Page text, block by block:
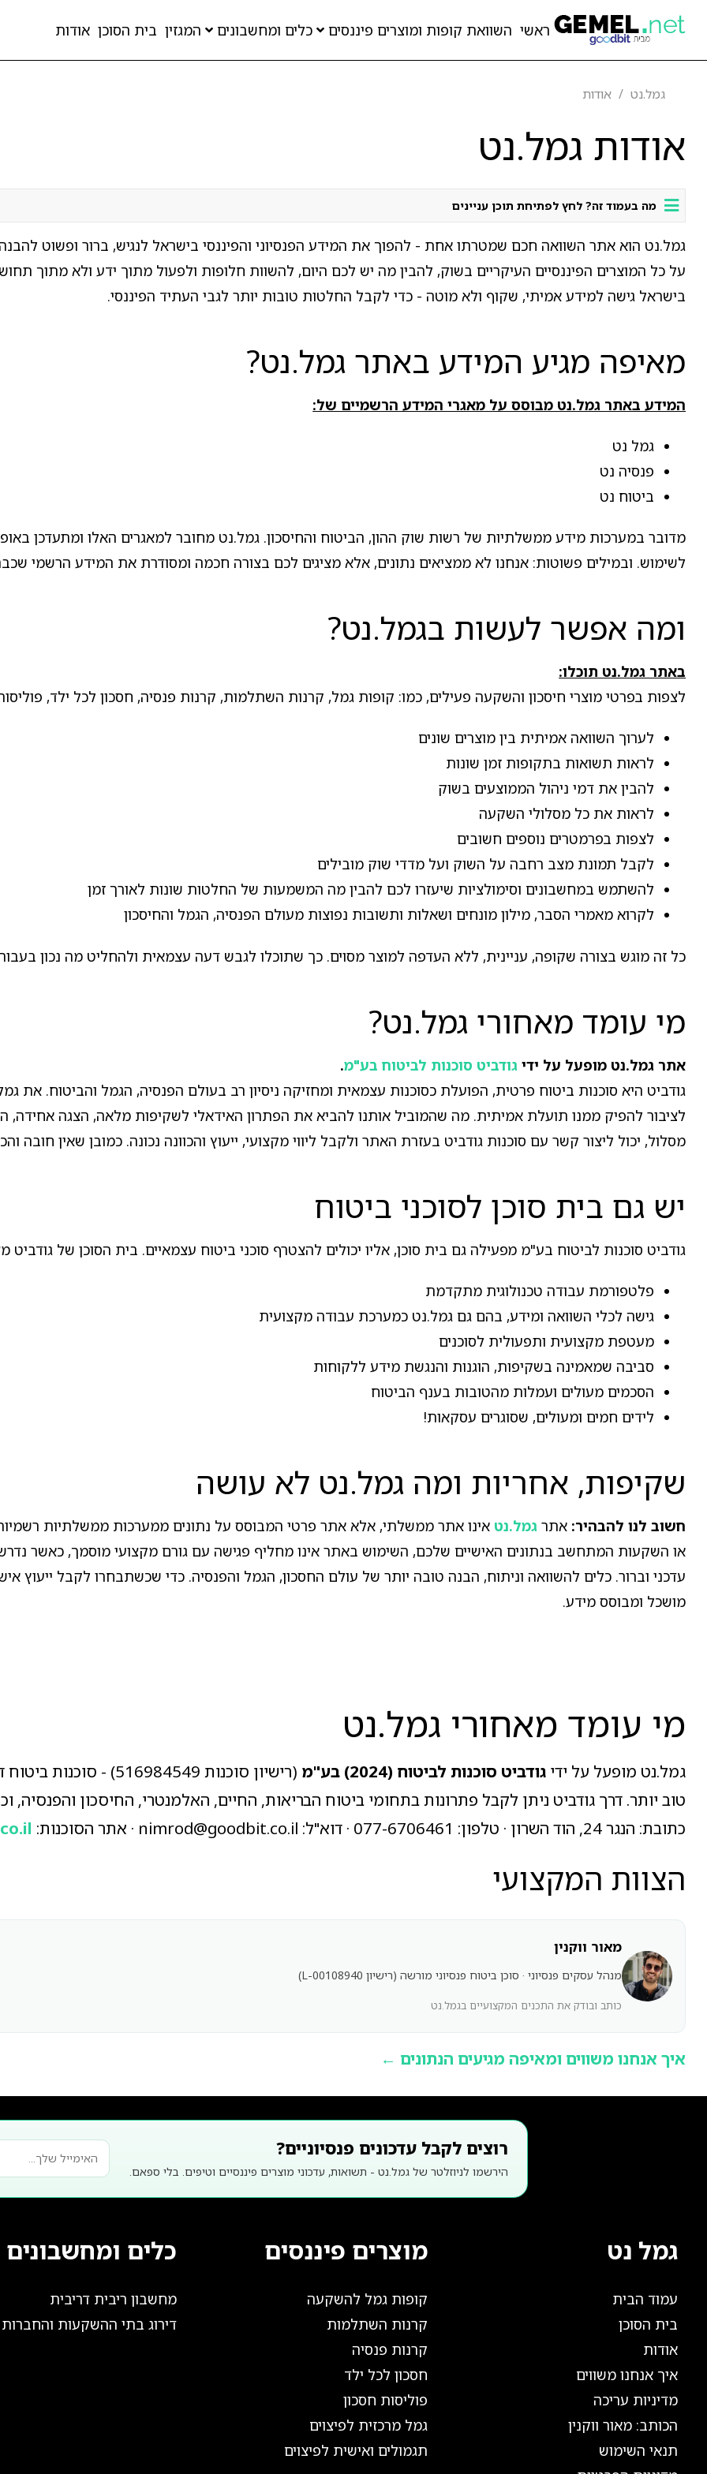
ראשי השוואת קופות ומוצרים פיננסים כלים ומחשבונים המגזין בית הסוכן אודות
גמל.נט אודות
אודות גמל.נט
מה בעמוד זה? לחץ לפתיחת תוכן עניינים
גמל.נט הוא אתר השוואה חכם שמטרתו אחת - להפוך את המידע הפנסיוני והפיננסי בישראל לנגיש, ברור ופשוט
על כל המוצרים הפיננסיים העיקריים בשוק, להבין מה יש לכם היום, להשוות חלופות ולפעול מתוך ידע ולא מתוך
בישראל גישה למידע אמיתי, שקוף ולא מוטה - כדי לקבל החלטות טובות יותר לגבי העתיד הפיננסי.
מאיפה מגיע המידע באתר גמל.נט?
המידע באתר גמל.נט מבוסס על מאגרי המידע הרשמיים של:
גמל נט
פנסיה נט
ביטוח נט
מדובר במערכות מידע ממשלתיות של רשות שוק ההון, הביטוח והחיסכון. גמל.נט מחובר למאגרים האלו ומתעדכן
לשימוש. ובמילים פשוטות: אנחנו לא ממציאים נתונים, אלא מציגים לכם בצורה חכמה ומסודרת את המידע הרשמי
ומה אפשר לעשות בגמל.נט?
באתר גמל.נט תוכלו:
לצפות בפרטי מוצרי חיסכון והשקעה פעילים, כמו: קופות גמל, קרנות השתלמות, קרנות פנסיה, חסכון לכל ילד, פוליסות
לערוך השוואה אמיתית בין מוצרים שונים
לראות תשואות בתקופות זמן שונות
להבין את דמי ניהול הממוצעים בשוק
לראות את כל מסלולי השקעה
לצפות בפרמטרים נוספים חשובים
לקבל תמונת מצב רחבה על השוק ועל מדדי שוק מובילים
להשתמש במחשבונים וסימולציות שיעזרו לכם להבין מה המשמעות של החלטות שונות לאורך זמן
לקרוא מאמרי הסבר, מילון מונחים ושאלות ותשובות נפוצות מעולם הפנסיה, הגמל והחיסכון
כל זה מוגש בצורה שקופה, עניינית, ללא העדפה למוצר מסוים. כך שתוכלו לגבש דעה עצמאית ולהחליט מה נכון
מי עומד מאחורי גמל.נט?
אתר גמל.נט מופעל על ידי גודביט סוכנות לביטוח בע"מ.
גודביט היא סוכנות ביטוח פרטית, הפועלת כסוכנות עצמאית ומחזיקה ניסיון רב בעולם הפנסיה, הגמל והביטוח.
לציבור להפיק ממנו תועלת אמיתית. מה שהמוביל אותנו להביא את הפתרון האידאלי לשקיפות מלאה, הצגה אחידה,
מסלול, יכול ליצור קשר עם סוכנות גודביט בעזרת האתר ולקבל ליווי מקצועי, ייעוץ והכוונה נכונה. כמובן שאין חובה
יש גם בית סוכן לסוכני ביטוח
גודביט סוכנות לביטוח בע"מ מפעילה גם בית סוכן, אליו יכולים להצטרף סוכני ביטוח עצמאיים. בית הסוכן של גודביט
פלטפורמת עבודה טכנולוגית מתקדמת
גישה לכלי השוואה ומידע, בהם גם גמל.נט כמערכת עבודה מקצועית
מעטפת מקצועית ותפעולית לסוכנים
סביבה שמאמינה בשקיפות, הוגנות והנגשת מידע ללקוחות
הסכמים מעולים ועמלות מהטובות בענף הביטוח
לידים חמים ומעולים, שסוגרים עסקאות!
שקיפות, אחריות ומה גמל.נט לא עושה
חשוב לנו להבהיר: אתר גמל.נט אינו אתר ממשלתי, אלא אתר פרטי המבוסס על נתונים ממערכות ממשלתיות רשמיות,
או השקעות המתחשב בנתונים האישיים שלכם, השימוש באתר אינו מחליף פגישה עם גורם מקצועי מוסמך, כאשר
עדכני וברור. כלים להשוואה וניתוח, הבנה טובה יותר של עולם החסכון, הגמל והפנסיה. כדי שכשתבחרו לקבל ייעוץ
מושכל ומבוסס מידע.
מי עומד מאחורי גמל.נט
גמל.נט מופעל על ידי גודביט סוכנות לביטוח (2024) בע"מ
(רישיון סוכנות
טוב יותר. דרך גודביט ניתן לקבל פתרונות בתחומי ביטוח הבריאות, החיים, האלמנטרי, החיסכון והפנסיה,
כתובת: הנגר 24, הוד השרון · טלפון: 077-6706461 · דוא"ל: nimrod@goodbit.co.il · אתר הסוכנות:
הצוות המקצועי
מאור ווקנין
מנהל עסקים פנסיוני · סוכן ביטוח פנסיוני מורשה (רישיון L-00108940)
כותב ובודק את התכנים המקצועיים בגמל.נט
איך אנחנו משווים ומאיפה מגיעים הנתונים ←
רוצים לקבל עדכונים פנסיוניים?
הירשמו לניוזלטר של גמל.נט - תשואות, עדכוני מוצרים פיננסיים וטיפים. בלי ספאם.
גמל נט
עמוד הבית
בית הסוכן
אודות
איך אנחנו משווים
מדיניות עריכה
הכותב: מאור ווקנין
תנאי השימוש
מוצרים פיננסים
קופות גמל להשקעה
קרנות השתלמות
קרנות פנסיה
חסכון לכל ילד
פוליסות חסכון
גמל מרכזית לפיצוים
תגמולים ואישית לפיצוים
כלים ומחשבונים
מחשבון ריבית דריבית
דירוג בתי ההשקעות והחברות